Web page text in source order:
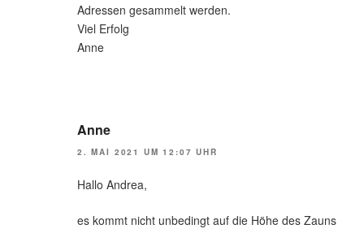
Adressen gesammelt werden.
Viel Erfolg
Anne
Anne
2. MAI 2021 UM 12:07 UHR
Hallo Andrea,
es kommt nicht unbedingt auf die Höhe des Zauns